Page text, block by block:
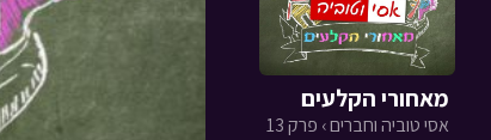
מאחורי הקלעים
אסי טוביה וחברים › פרק 13